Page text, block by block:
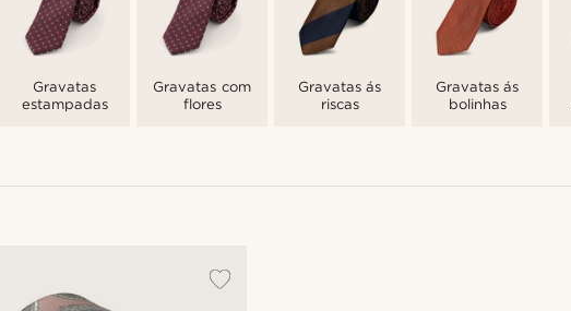
Gravatas
estampadas
Gravatas com
flores
Gravatas ás
riscas
Gravatas ás
bolinhas